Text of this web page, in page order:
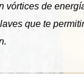
vórtices de
que te